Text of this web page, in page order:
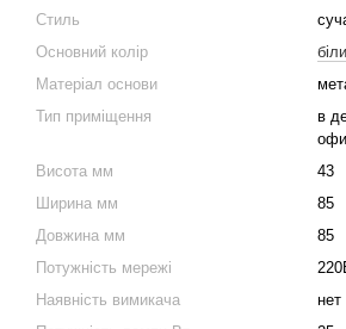
Стиль
Основний колір
Матеріал основи
Тип приміщення
в
Висота мм
43
Ширина мм
85
Довжина мм
85
Потужність мережі
Наявність вимикача
нет